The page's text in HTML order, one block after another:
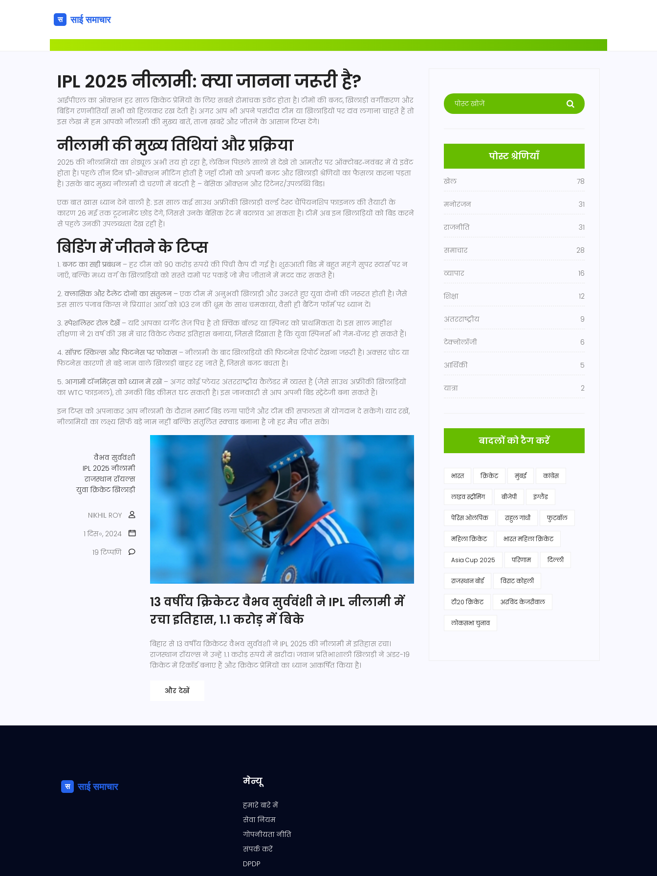
IPL 2025 नीलामी: क्या जानना जरूरी है?
आईपीएल का ऑक्शन हर साल क्रिकेट प्रेमियों के लिए सबसे रोमांचक इवेंट होता है। टीमों की बजट, खिलाड़ी वर्गीकरण और
बिडिंग रणनीतियाँ सभी को हिलाकर रख देती हैं। अगर आप भी अपने पसंदीदा टीम या खिलाड़ियों पर दांव लगाना चाहते हैं तो
इस लेख में हम आपको नीलामी की मुख्य बातें, ताज़ा ख़बरें और जीतने के आसान टिप्स देंगे।
नीलामी की मुख्य तिथियां और प्रक्रिया
2025 की नीलामियों का शेड्यूल अभी तय हो रहा है, लेकिन पिछले सालों से देखे तो आमतौर पर ऑक्टोबर‑नवंबर में ये इवेंट
होता है। पहले तीन दिन प्री-ऑक्शन मीटिंग होती है जहाँ टीमों को अपनी बजट और खिलाड़ी श्रेणियों का फैसला करना पड़ता
है। उसके बाद मुख्य नीलामी दो चरणों में बंटती है – बेसिक ऑक्शन और रिटेनर/उपलब्धि बिड।
एक बात खास ध्यान देने वाली है: इस साल कई साउथ अफ्रीकी खिलाड़ी वर्ल्ड टेस्ट चैंपियनशिप फाइनल की तैयारी के
कारण 26 मई तक टूरनामेंट छोड़ देंगे, जिससे उनके बेसिक रेट में बदलाव आ सकता है। टीमें अब इन खिलाड़ियों को बिड करने
से पहले उनकी उपलब्धता देख रही हैं।
बिडिंग में जीतने के टिप्स
1.बजट का सही प्रबंधन– हर टीम को 90 करोड़ रुपये की पिची कैप दी गई है। शुरुआती बिड में बहुत महंगे सुपर स्टार्स पर न
जाएँ, बल्कि मध्य वर्ग के खिलाड़ियों को सस्ते दामों पर पकड़ें जो मैच जीताने में मदद कर सकते हैं।
2.क्लासिक और टैलेंट दोनों का संतुलन– एक टीम में अनुभवी खिलाड़ी और उभरते हुए युवा दोनों की जरूरत होती है। जैसे
इस साल पंजाब किंग्स ने प्रियाांश आर्य को 103 रन की धूम के साथ चमकाया, वैसी ही बैटिंग फॉर्म पर ध्यान दें।
3.स्पेशलिस्ट रोल देखेँ– यदि आपका टार्गेट तेज़ पिच है तो क्विक बॉलर या स्पिनर को प्राथमिकता दें। इस साल माहीश
तीक्षणा ने 21 वर्ष की उम्र में चार विकेट लेकर इतिहास बनाया, जिससे दिखाता है कि युवा स्पिनर्स भी गेम‑चेंजर हो सकते हैं।
4.सॉफ़्ट स्किल्स और फिटनेस पर फोकस– नीलामी के बाद खिलाड़ियों की फिटनेस रिपोर्ट देखना जरूरी है। अक्सर चोट या
फिटनेस कारणों से बड़े नाम वाले खिलाड़ी बाहर रह जाते हैं, जिससे बजट बचता है।
5. आगामी टॉर्नामेंट्स को ध्यान में रखें– अगर कोई प्लेयर अंतरराष्ट्रीय कैलेंडर में व्यस्त है (जैसे साउथ अफ्रीकी खिलाड़ियों
का WTC फाइनल), तो उनकी बिड कीमत घट सकती है। इस जानकारी से आप अपनी बिड स्ट्रेटेजी बना सकते हैं।
इन टिप्स को अपनाकर आप नीलामी के दौरान स्मार्ट बिड लगा पाएँगे और टीम की सफलता में योगदान दे सकेंगे। याद रखें,
नीलामियों का लक्ष्य सिर्फ बड़े नाम नहीं बल्कि संतुलित स्क्वाड बनाना है जो हर मैच जीत सके।
वैभव सुर्ववंशी
IPL 2025 नीलामी
राजस्थान रॉयल्स
युवा क्रिकेट खिलाड़ी
NIKHIL ROY
1 दिस॰, 2024
19 टिप्पणि
13 वर्षीय क्रिकेटर वैभव सुर्ववंशी ने IPL नीलामी में
रचा इतिहास, 1.1 करोड़ में बिके
बिहार से 13 वर्षीय क्रिकेटर वैभव सुर्ववंशी ने IPL 2025 की नीलामी में इतिहास रचा।
राजस्थान रॉयल्स ने उन्हें 1.1 करोड़ रुपये में खरीदा। जवान प्रतिभाशाली खिलाड़ी ने अंडर-19
क्रिकेट में रिकॉर्ड बनाए हैं और क्रिकेट प्रेमियों का ध्यान आकर्षित किया है।
और देखें
पोस्ट श्रेणियाँ
खेल 78
मनोरंजन 31
राजनीति 31
समाचार 28
व्यापार 16
शिक्षा 12
अंतरराष्ट्रीय 9
टेक्नोलॉजी 6
आर्थिकी 5
यात्रा 2
बादलों को टैग करें
भारत क्रिकेट मुंबई कांग्रेस
लाइव स्ट्रीमिंग बीजेपी इंग्लैंड
पेरिस ओलंपिक राहुल गांधी फुटबॉल
महिला क्रिकेट भारत महिला क्रिकेट
Asia Cup 2025 परिणाम दिल्ली
राजस्थान बोर्ड विराट कोहली
टी20 क्रिकेट अरविंद केजरीवाल
लोकसभा चुनाव
मेन्यू
हमारे बारे में
सेवा नियम
गोपनीयता नीति
संपर्क करें
DPDP